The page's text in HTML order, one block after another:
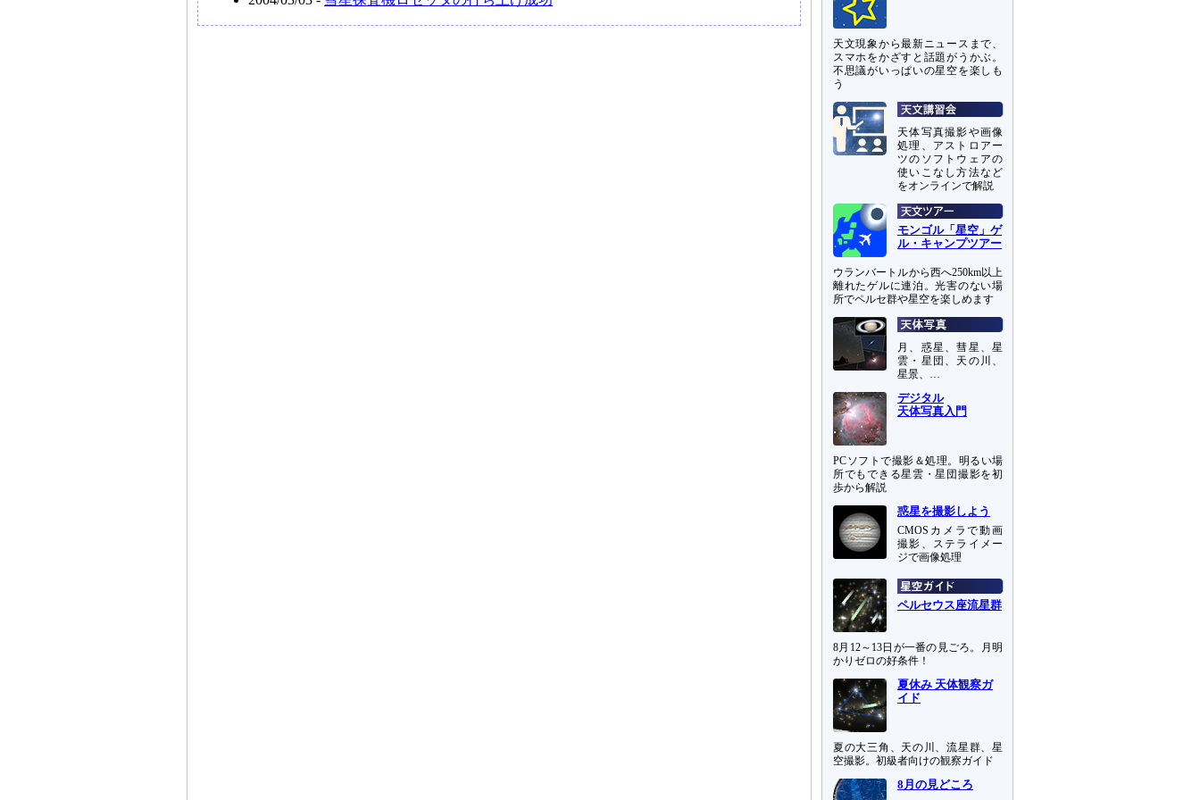
天文現象から最新ニュースまで、
スマホをかざすと話題がうかぶ。
不思議がいっぱいの星空を楽しも
う
天体写真撮影や画像
処理、アストロアー
ツのソフトウェアの
使いこなし方法など
をオンラインで解説
モンゴル「星空」ゲ
ル・キャンプツアー
ウランバートルから西へ250km以上
離れたゲルに連泊。光害のない場
所でペルセ群や星空を楽しめます
月、惑星、彗星、星
雲・星団、天の川、
星景、…
デジタル
天体写真入門
PCソフトで撮影＆処理。明るい場
所でもできる星雲・星団撮影を初
歩から解説
惑星を撮影しよう
CMOSカメラで動画
撮影、ステライメー
ジで画像処理
ペルセウス座流星群
8月12～13日が一番の見ごろ。月明
かりゼロの好条件！
夏休み 天体観察ガ
イド
夏の大三角、天の川、流星群、星
空撮影。初級者向けの観察ガイド
8月の見どころ